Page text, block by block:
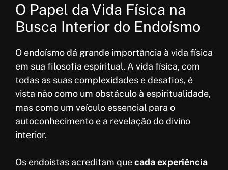
O Papel da Vida Física na
Busca Interior do Endoísmo
O endoísmo dá grande importância à vida física
em sua filosofia espiritual. A vida física, com
todas as suas complexidades e desafios, é
vista não como um obstáculo à espiritualidade,
mas como um veículo essencial para o
autoconhecimento e a revelação do divino
interior.
Os endoístas acreditam quecada experiência